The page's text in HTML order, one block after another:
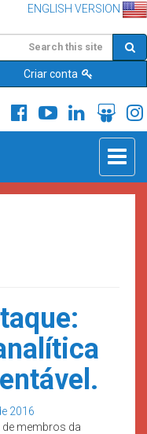
ENGLISH VERSION
Criar conta
Toggle
2016
membros da